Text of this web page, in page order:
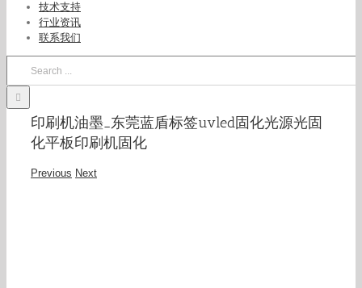
技术支持
行业资讯
联系我们
印刷机油墨_东莞蓝盾标签uvled固化光源光固
化平板印刷机固化
Previous Next